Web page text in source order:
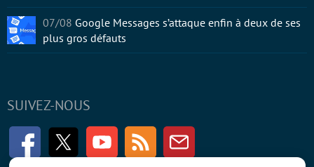
SUIVEZ-NOUS
FacebookTwitter Youtube RSS Newsletter
07/08 Google Messages s’attaque enfin à deux de ses
plus gros défauts